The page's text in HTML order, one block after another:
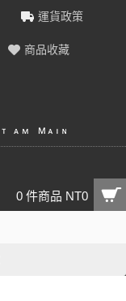
運貨政策
商品收藏
0 件商品 NT0